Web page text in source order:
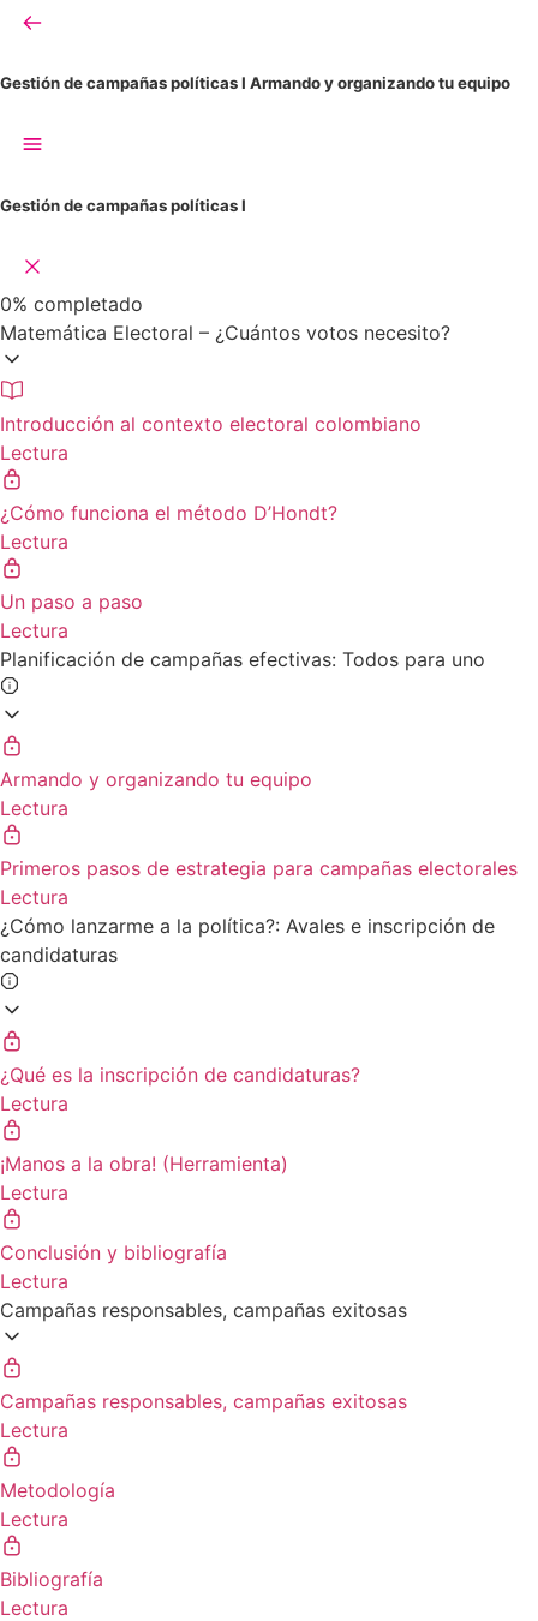
Gestión de campañas políticas I Armando y organizando tu equipo
Gestión de campañas políticas I
0% completado
Matemática Electoral – ¿Cuántos votos necesito?
Introducción al contexto electoral colombiano
Lectura
¿Cómo funciona el método D’Hondt?
Lectura
Un paso a paso
Lectura
Planificación de campañas efectivas: Todos para uno
Armando y organizando tu equipo
Lectura
Primeros pasos de estrategia para campañas electorales
Lectura
¿Cómo lanzarme a la política?: Avales e inscripción de
candidaturas
¿Qué es la inscripción de candidaturas?
Lectura
¡Manos a la obra! (Herramienta)
Lectura
Conclusión y bibliografía
Lectura
Campañas responsables, campañas exitosas
Campañas responsables, campañas exitosas
Lectura
Metodología
Lectura
Bibliografía
Lectura